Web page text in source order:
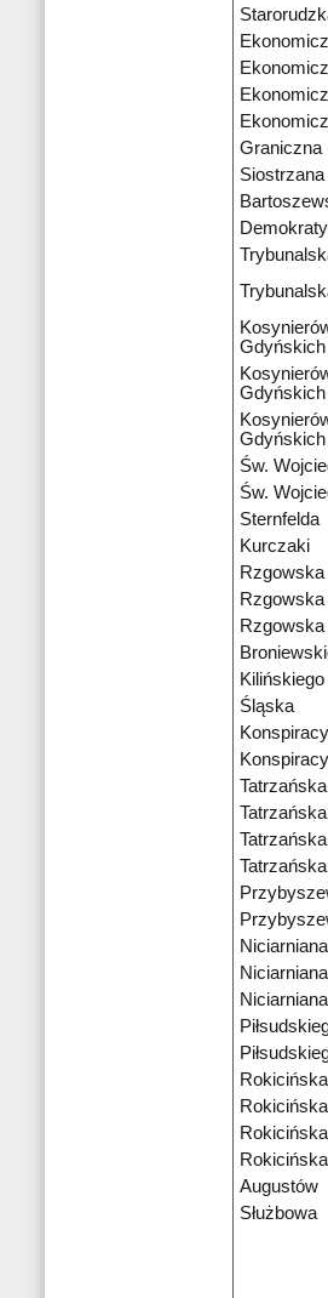
Graniczna
Siostrzana
Gdyńskich
Gdyńskich
Gdyńskich
Św.
Św.
Sternfelda
Kurczaki
Rzgowska
Rzgowska
Rzgowska
Kilińskiego
Śląska
Tatrzańska
Tatrzańska
Tatrzańska
Tatrzańska
Niciarniana
Niciarniana
Niciarniana
Rokicińska
Rokicińska
Rokicińska
Rokicińska
Augustów
Służbowa